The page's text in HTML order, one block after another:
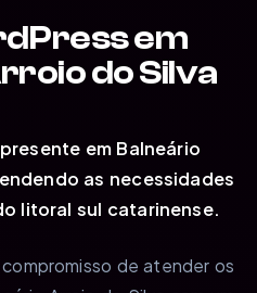
em
do Silva
em Balneário
as necessidades
litoral sul catarinense.
de atender os